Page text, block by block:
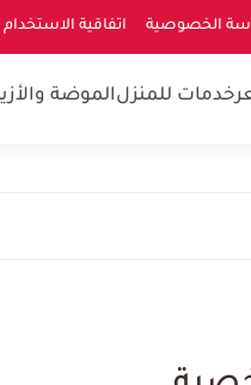
الخصوصية اتفاقية الاستخدام
خدمات للمنزلالموضة